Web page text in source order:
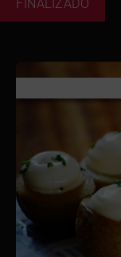
FINALIZADO